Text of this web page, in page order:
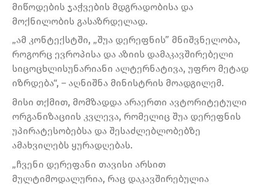
მიწოდების ჯაჭვების მდგრადობისა და
მოქნილობის გასაზრდელად.
„ამ კონტექსტში, „შუა დერეფნის” მნიშვნელობა,
როგორც ევროპისა და აზიის დამაკავშირებელი
სიცოცხლისუნარიანი ალტერნატივა, უფრო მეტად
იზრდება“, – აღნიშნა მინისტრის მოადგილემ.
მისი თქმით, მომზადდა არაერთი ავტორიტეტული
ორგანიზაციის კვლევა, რომელიც შუა დერეფნის
უპირატესობებსა და შესაძლებლობებზე
ამახვილებს ყურადღებას.
„ჩვენი დერეფანი თავისი არსით
მულტიმოდალურია, რაც დაკავშირებულია